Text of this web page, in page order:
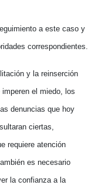
a este caso y
correspondientes.
y la reinserción
el miedo, los
denuncias que hoy
ciertas,
requiere atención
es necesario
la confianza a la